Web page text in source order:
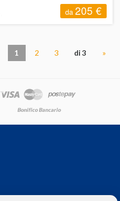
da205 €
1 2 3 di 3 »